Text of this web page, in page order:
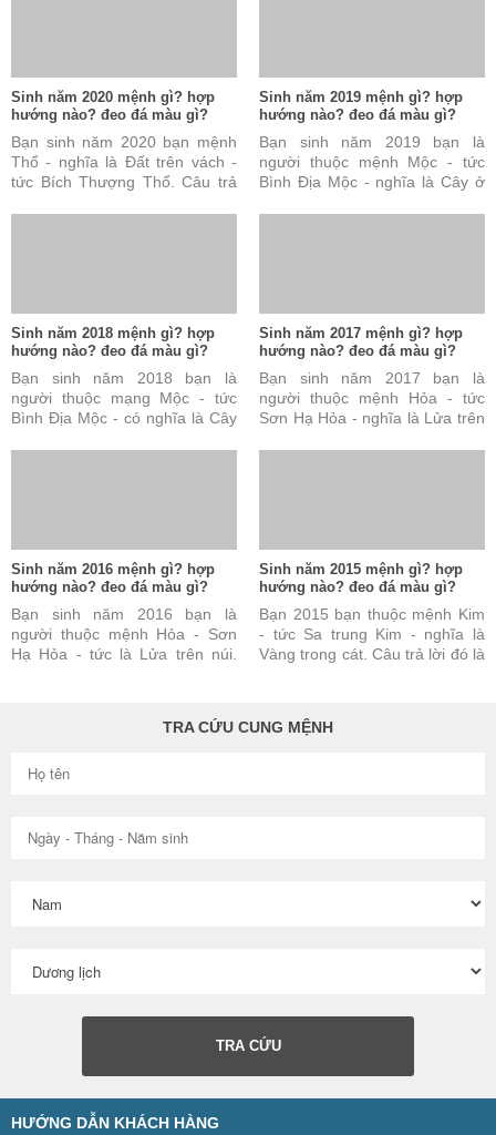
Sinh năm 2020 mệnh gì? hợp
hướng nào? đeo đá màu gì?
Bạn sinh năm 2020 bạn mệnh
Thổ - nghĩa là Đất trên vách -
tức Bích Thượng Thổ. Câu trả
Sinh năm 2019 mệnh gì? hợp
hướng nào? đeo đá màu gì?
Bạn sinh năm 2019 bạn là
người thuộc mệnh Mộc - tức
Bình Địa Mộc - nghĩa là Cây ở
Sinh năm 2018 mệnh gì? hợp
hướng nào? đeo đá màu gì?
Bạn sinh năm 2018 bạn là
người thuộc mạng Mộc - tức
Bình Địa Mộc - có nghĩa là Cây
Sinh năm 2017 mệnh gì? hợp
hướng nào? đeo đá màu gì?
Bạn sinh năm 2017 bạn là
người thuộc mệnh Hỏa - tức
Sơn Hạ Hỏa - nghĩa là Lửa trên
Sinh năm 2016 mệnh gì? hợp
hướng nào? đeo đá màu gì?
Bạn sinh năm 2016 bạn là
người thuộc mệnh Hỏa - Sơn
Hạ Hỏa - tức là Lửa trên núi.
Sinh năm 2015 mệnh gì? hợp
hướng nào? đeo đá màu gì?
Bạn 2015 bạn thuộc mệnh Kim
- tức Sa trung Kim - nghĩa là
Vàng trong cát. Câu trả lời đó là
TRA CỨU CUNG MỆNH
TRA CỨU
HƯỚNG DẪN KHÁCH HÀNG